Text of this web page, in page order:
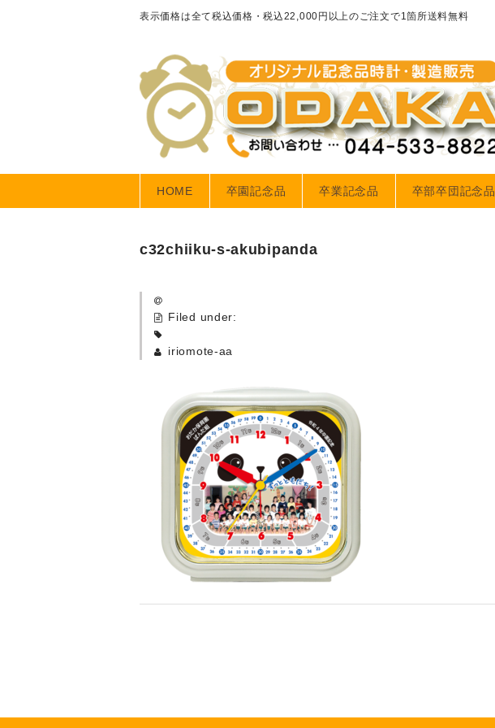
表示価格は全て税込価格・税込22,000円以上のご注文で1箇所送料無料
HOME 卒園記念品 卒業記念品 卒部卒団記念品
c32chiiku-s-akubipanda
Filed under:
iriomote-aa